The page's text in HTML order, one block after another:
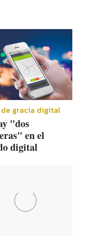
gracia digital
"dos
en el
digital